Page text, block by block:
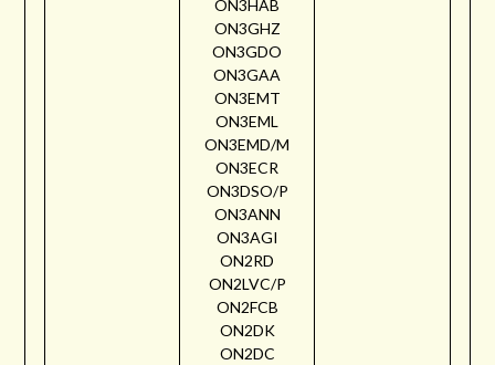
ON3HAB
ON3GHZ
ON3GDO
ON3GAA
ON3EMT
ON3EML
ON3EMD/M
ON3ECR
ON3DSO/P
ON3ANN
ON3AGI
ON2RD
ON2LVC/P
ON2FCB
ON2DK
ON2DC